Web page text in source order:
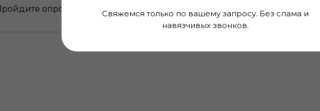
опрос и получите скидку до 20%
Свяжемся только по вашему запросу. Без спама и
навязчивых звонков.